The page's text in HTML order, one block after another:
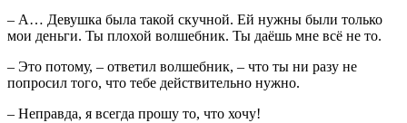
– А… Девушка была такой скучной. Ей нужны были только
мои деньги. Ты плохой волшебник. Ты даёшь мне всё не то.
– Это потому, – ответил волшебник, – что ты ни разу не
попросил того, что тебе действительно нужно.
– Неправда, я всегда прошу то, что хочу!